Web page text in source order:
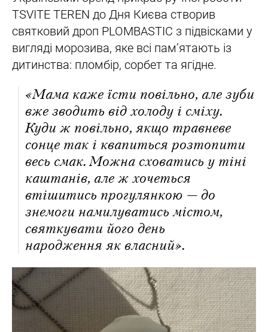
TSVITE TEREN до Дня Києва створив
святковий дроп PLOMBASTIC з підвісками у
вигляді морозива, яке всі памʼятають із
дитинства: пломбір, сорбет та ягідне.
«Мама каже їсти повільно, але зуби
вже зводить від холоду і сміху.
Куди ж повільно, якщо травневе
сонце так і квапиться розтопити
весь смак. Можна сховатись у тіні
каштанів, але ж хочеться
втішитись прогулянкою — до
знемоги намилуватись містом,
святкувати його день
народження як власний».